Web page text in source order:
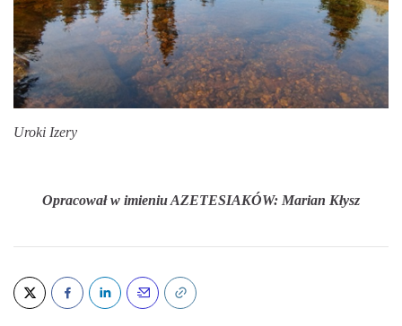
Uroki Izery
Opracował w imieniu AZETESIAKÓW: Marian Kłysz